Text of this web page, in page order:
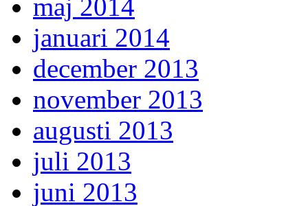
maj 2014
januari 2014
december 2013
november 2013
augusti 2013
juli 2013
juni 2013